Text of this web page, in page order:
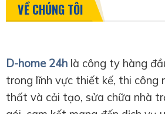
VỀ CHÚNG TÔI
D-home 24h là công ty hàng
trong lĩnh vực thiết kế, thi công
thất và cải tạo, sửa chữa nhà